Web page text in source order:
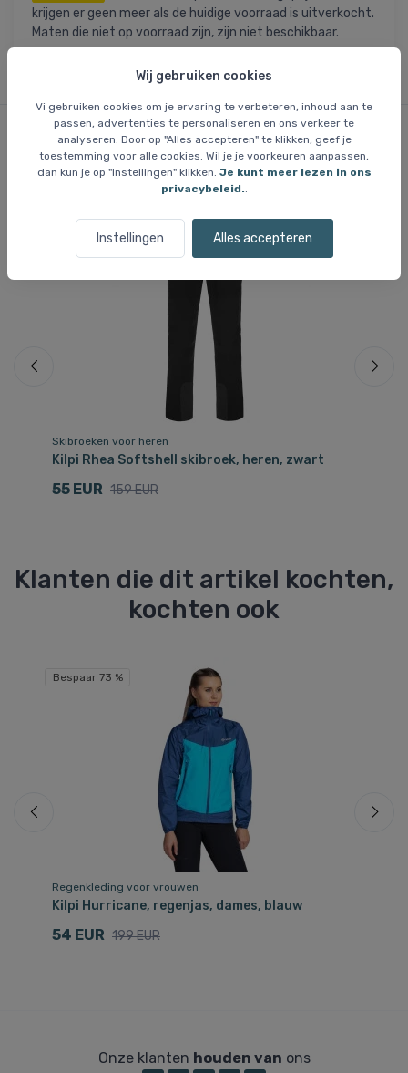
Wij gebruiken cookies
Vi gebruiken cookies om je ervaring te verbeteren, inhoud aan te
passen, advertenties te personaliseren en ons verkeer te
analyseren. Door op "Alles accepteren" te klikken, geef je
toestemming voor alle cookies. Wil je je voorkeuren aanpassen,
dan kun je op "Instellingen" klikken. Je kunt meer lezen in ons
privacybeleid..
Instellingen Alles accepteren
krijgen er geen meer als de huidige voorraad is uitverkocht.
Maten die niet op voorraad zijn, zijn niet beschikbaar.
Vergelijkbare items
Bespaar 65 %
Skibroeken voor heren
Kilpi Rhea Softshell skibroek, heren, zwart
55 EUR 159 EUR
Klanten die dit artikel kochten,
kochten ook
Bespaar 73 %
Regenkleding voor vrouwen
Kilpi Hurricane, regenjas, dames, blauw
54 EUR 199 EUR
Onze klanten houden van ons